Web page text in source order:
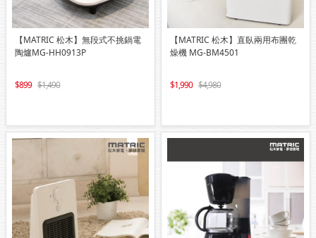
【MATRIC 松木】無段式不挑鍋電
陶爐MG-HH0913P
899 1,490
【MATRIC 松木】直臥兩用布團乾
燥機 MG-BM4501
1,990 4,980